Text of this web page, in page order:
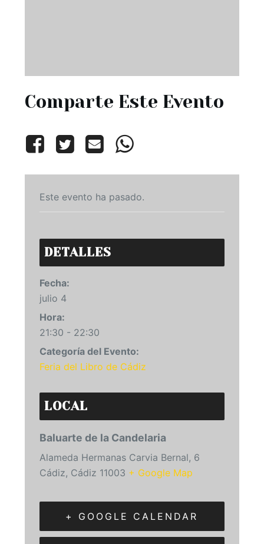
Comparte Este Evento
Este evento ha pasado.
DETALLES
Fecha:
julio 4
Hora:
21:30 - 22:30
Categoría del Evento:
Feria del Libro de Cádiz
LOCAL
Baluarte de la Candelaria
Alameda Hermanas Carvia Bernal, 6
Cádiz, Cádiz 11003 + Google Map
+ GOOGLE CALENDAR